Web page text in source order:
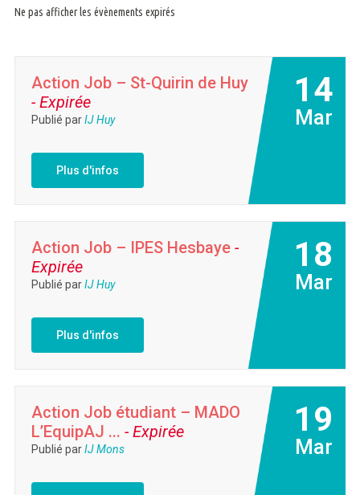
Ne pas afficher les évènements expirés
Action Job – St-Quirin de Huy
- Expirée
Publié par IJ Huy
Plus d'infos
14
Mar
Action Job – IPES Hesbaye -
Expirée
Publié par IJ Huy
Plus d'infos
18
Mar
Action Job étudiant – MADO
L’EquipAJ ... - Expirée
Publié par IJ Mons
19
Mar